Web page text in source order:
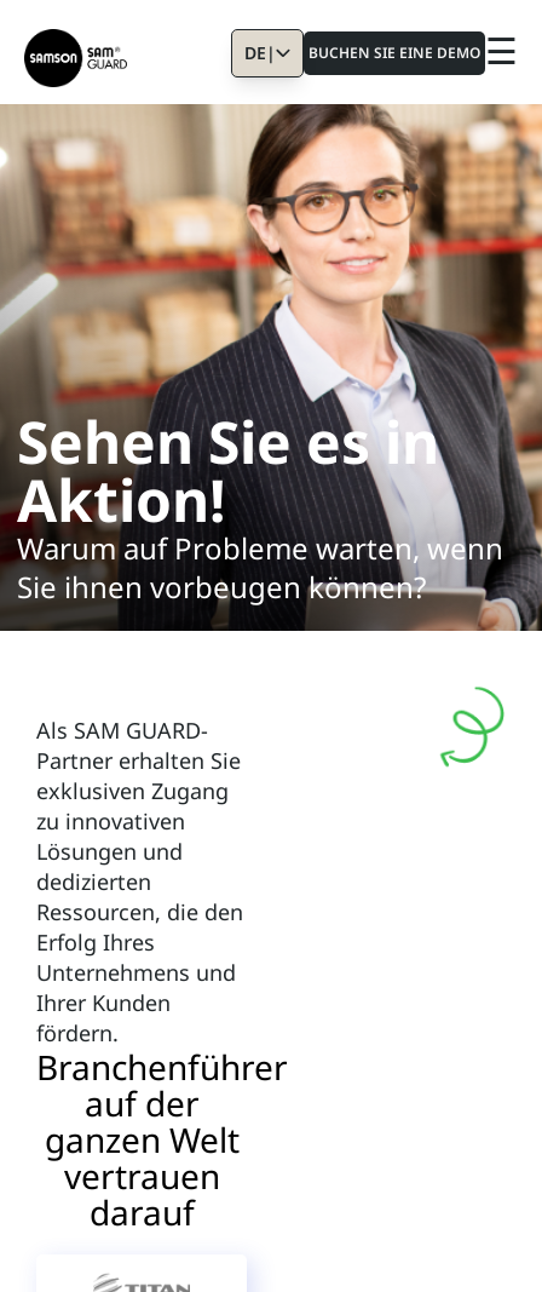
DE | BUCHEN SIE EINE DEMO ☰
Sehen Sie es in
Aktion!
Warum auf Probleme warten, wenn
Sie ihnen vorbeugen können?
Als SAM GUARD-
Partner erhalten Sie
exklusiven Zugang
zu innovativen
Lösungen und
dedizierten
Ressourcen, die den
Erfolg Ihres
Unternehmens und
Ihrer Kunden
fördern.
Branchenführer
auf der
ganzen Welt
vertrauen
darauf